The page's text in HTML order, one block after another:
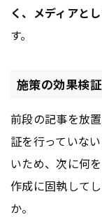
く、メディアと
す。
施策の効果検
前段の記事を放
証を行っていな
いため、次に何
作成に固執して
か。